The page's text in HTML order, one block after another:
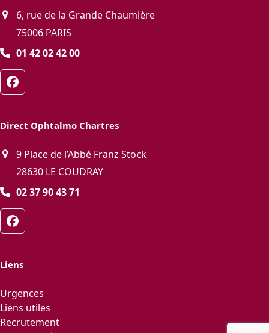
6, rue de la Grande Chaumière
75006 PARIS
01 42 02 42 00
Facebook
Direct Ophtalmo Chartres
9 Place de l’Abbé Franz Stock
28630 LE COUDRAY
02 37 90 43 71
Facebook
Liens
Urgences
Liens utiles
Recrutement